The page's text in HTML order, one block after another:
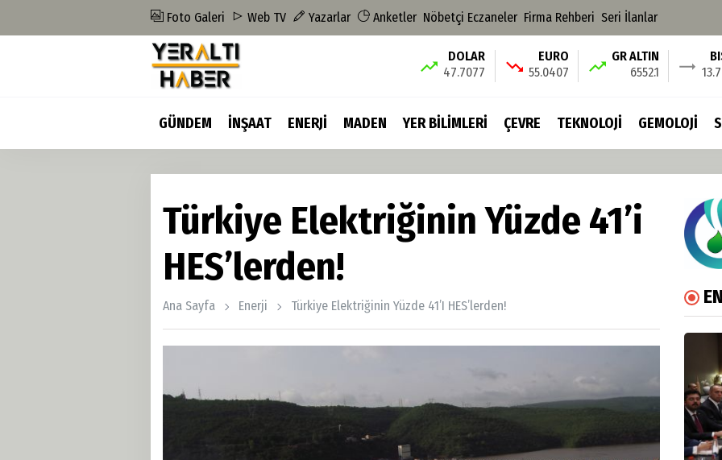
Foto Galeri Web TV Yazarlar Anketler Nöbetçi Eczaneler Firma Rehberi Seri İlanlar
DOLAR
47.7077
EURO
55.0407
GR ALTIN
6552.1
GÜNDEM İNŞAAT ENERJİ MADEN YER BİLİMLERİ ÇEVRE TEKNOLOJİ GEMOLOJİ
Türkiye Elektriğinin Yüzde 41’i
HES’lerden!
Ana Sayfa Enerji Türkiye Elektriğinin Yüzde 41’i HES’lerden!